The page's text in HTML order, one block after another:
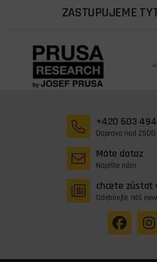
ZASTUPUJEME
+420 603
Doprava nad
Máte dotaz
Napište nám
chcete zůstat
Odebírejte náš